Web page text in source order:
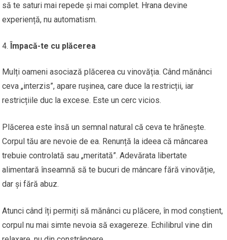
să te saturi mai repede și mai complet. Hrana devine
experiență, nu automatism.
Împacă-te cu plăcerea
Mulți oameni asociază plăcerea cu vinovăția. Când mănânci
ceva „interzis”, apare rușinea, care duce la restricții, iar
restricțiile duc la excese. Este un cerc vicios.
Plăcerea este însă un semnal natural că ceva te hrănește.
Corpul tău are nevoie de ea. Renunță la ideea că mâncarea
trebuie controlată sau „meritată”. Adevărata libertate
alimentară înseamnă să te bucuri de mâncare fără vinovăție,
dar și fără abuz.
Atunci când îți permiți să mănânci cu plăcere, în mod conștient,
corpul nu mai simte nevoia să exagereze. Echilibrul vine din